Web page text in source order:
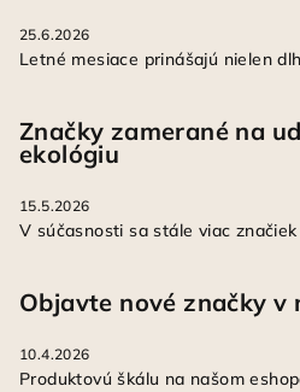
25.6.2026
Letné mesiace prinášajú nielen
Značky zamerané na
ekológiu
15.5.2026
V súčasnosti sa stále viac značiek
Objavte nové značky v
10.4.2026
Produktovú škálu na našom